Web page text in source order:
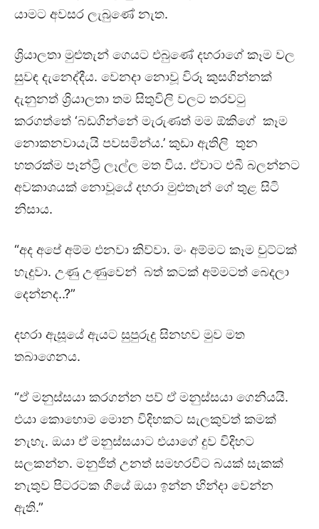
යාමට අවසර ලැබුණේ නැත.
ශ්‍රියාලතා මුළුතැන් ගෙයට එබුණේ දහරාගේ කෑම වල
සුවඳ දැනෙද්දීය. වෙනදා නොවූ විරූ කුසගින්නක්
දැනුනත් ශ්‍රියාලතා තම සිතුවිලි වලට තරවටු
කරගත්තේ ‘බඩගින්නේ මැරුණත් මම ඕකිගේ කෑම
නොකනවායැයි පවසමින්ය.’ කුඩා ඇතිලි තුන
හතරක්ම පෑන්ට්‍රි ලෑල්ල මත විය. ඒවාට එබී බලන්නට
අවකාශයක් නොවූයේ දහරා මුළුතැන් ගේ තුළ සිටි
නිසාය.
“අද අපේ අම්ම එනවා කිව්වා. මං අම්මට කෑම චුට්ටක්
හැදුවා. උණු උණුවෙන් බත් කටක් අම්මටත් බෙදලා
දෙන්නද..?”
දහරා ඇසූයේ ඇයට සුපුරුදු සිනහව මුව මත
තබාගෙනය.
“ඒ මනුස්සයා කරගන්න පව් ඒ මනුස්සයා ගෙනියයි.
එයා කොහොම මොන විදිහකට සැලකුවත් කමක්
නැහැ. ඔයා ඒ මනුස්සයාට එයාගේ දුව විදිහට
සලකන්න. මනුජිත් උනත් සමහරවිට බයක් සැකක්
නැතුව පිටරටක ගියේ ඔයා ඉන්න හින්දා වෙන්න
ඇති.”